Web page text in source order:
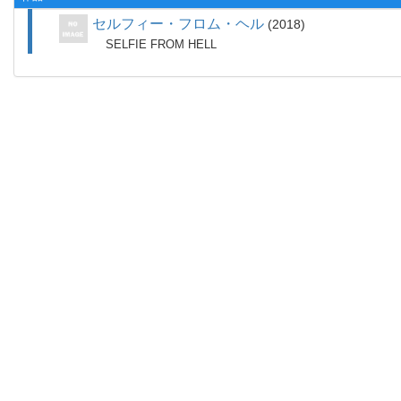
セルフィー・フロム・ヘル 2018
SELFIE FROM HELL